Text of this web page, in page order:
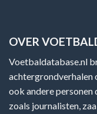
OVER
Voetbaldatabase.nl
achtergrondverhalen
ook andere
zoals journalisten,